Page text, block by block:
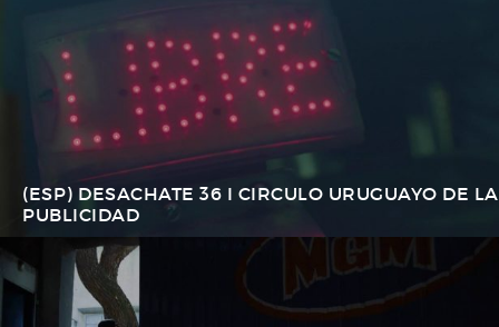
(ESP) DESACHATE 36 I CIRCULO URUGUAYO DE LA
PUBLICIDAD